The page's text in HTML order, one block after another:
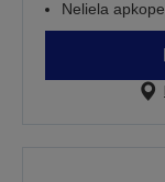
Neliela apkope